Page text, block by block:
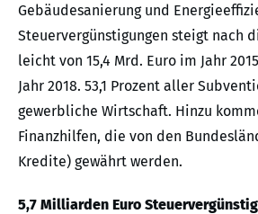
Gebäudesanierung und
Steuervergünstigungen steigt nach
leicht von 15,4 Mrd. Euro im Jahr
Jahr 2018. 53,1 Prozent aller
gewerbliche Wirtschaft. Hinzu
Finanzhilfen, die von den
Kredite) gewährt werden.
5,7 Milliarden Euro